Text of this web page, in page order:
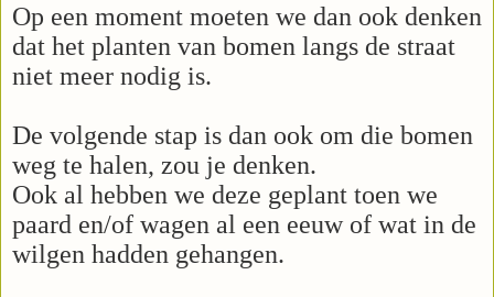
Op een moment moeten we dan ook denken
dat het planten van bomen langs de straat
niet meer nodig is.
De volgende stap is dan ook om die bomen
weg te halen, zou je denken.
Ook al hebben we deze geplant toen we
paard en/of wagen al een eeuw of wat in de
wilgen hadden gehangen.